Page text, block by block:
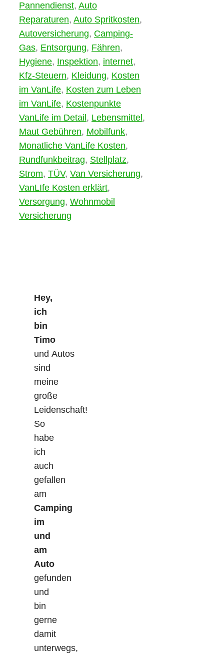
Pannendienst, Auto
Reparaturen, Auto Spritkosten,
Autoversicherung, Camping-
Gas, Entsorgung, Fähren,
Hygiene, Inspektion, internet,
Kfz-Steuern, Kleidung, Kosten
im VanLife, Kosten zum Leben
im VanLife, Kostenpunkte
VanLife im Detail , Lebensmittel ,
Maut Gebühren, Mobilfunk,
Monatliche VanLife Kosten,
Rundfunkbeitrag, Stellplatz,
Strom, TÜV, Van Versicherung,
VanLIfe Kosten erklärt,
Versorgung, Wohnmobil
Versicherung
Hey,
ich
bin
Timo
und Autos
sind
meine
große
Leidenschaft!
So
habe
ich
auch
gefallen
am
Camping
im
und
am
Auto
gefunden
und
bin
gerne
damit
unterwegs,